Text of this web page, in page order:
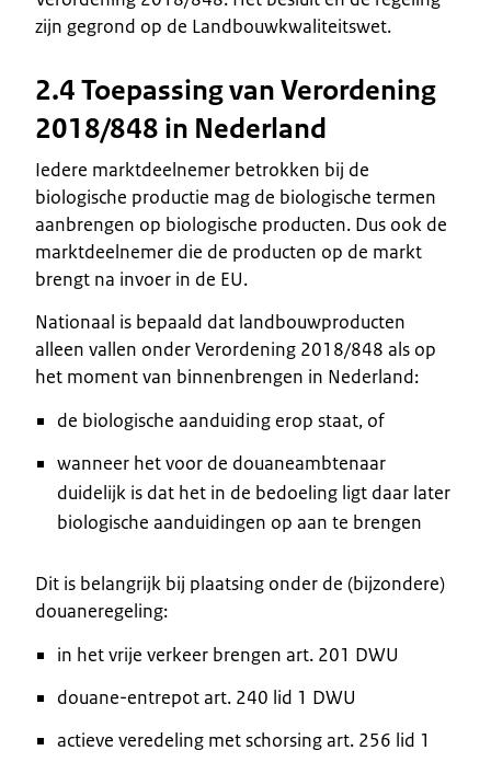
zijn gegrond op de Landbouwkwaliteitswet.
2.4 Toepassing van Verordening
2018/848 in Nederland
Iedere marktdeelnemer betrokken bij de
biologische productie mag de biologische termen
aanbrengen op biologische producten. Dus ook de
marktdeelnemer die de producten op de markt
brengt na invoer in de EU.
Nationaal is bepaald dat landbouwproducten
alleen vallen onder Verordening 2018/848 als op
het moment van binnenbrengen in Nederland:
de biologische aanduiding erop staat, of
wanneer het voor de douaneambtenaar
duidelijk is dat het in de bedoeling ligt daar later
biologische aanduidingen op aan te brengen
Dit is belangrijk bij plaatsing onder de (bijzondere)
douaneregeling:
in het vrije verkeer brengen art. 201 DWU
douane-entrepot art. 240 lid 1 DWU
actieve veredeling met schorsing art. 256 lid 1